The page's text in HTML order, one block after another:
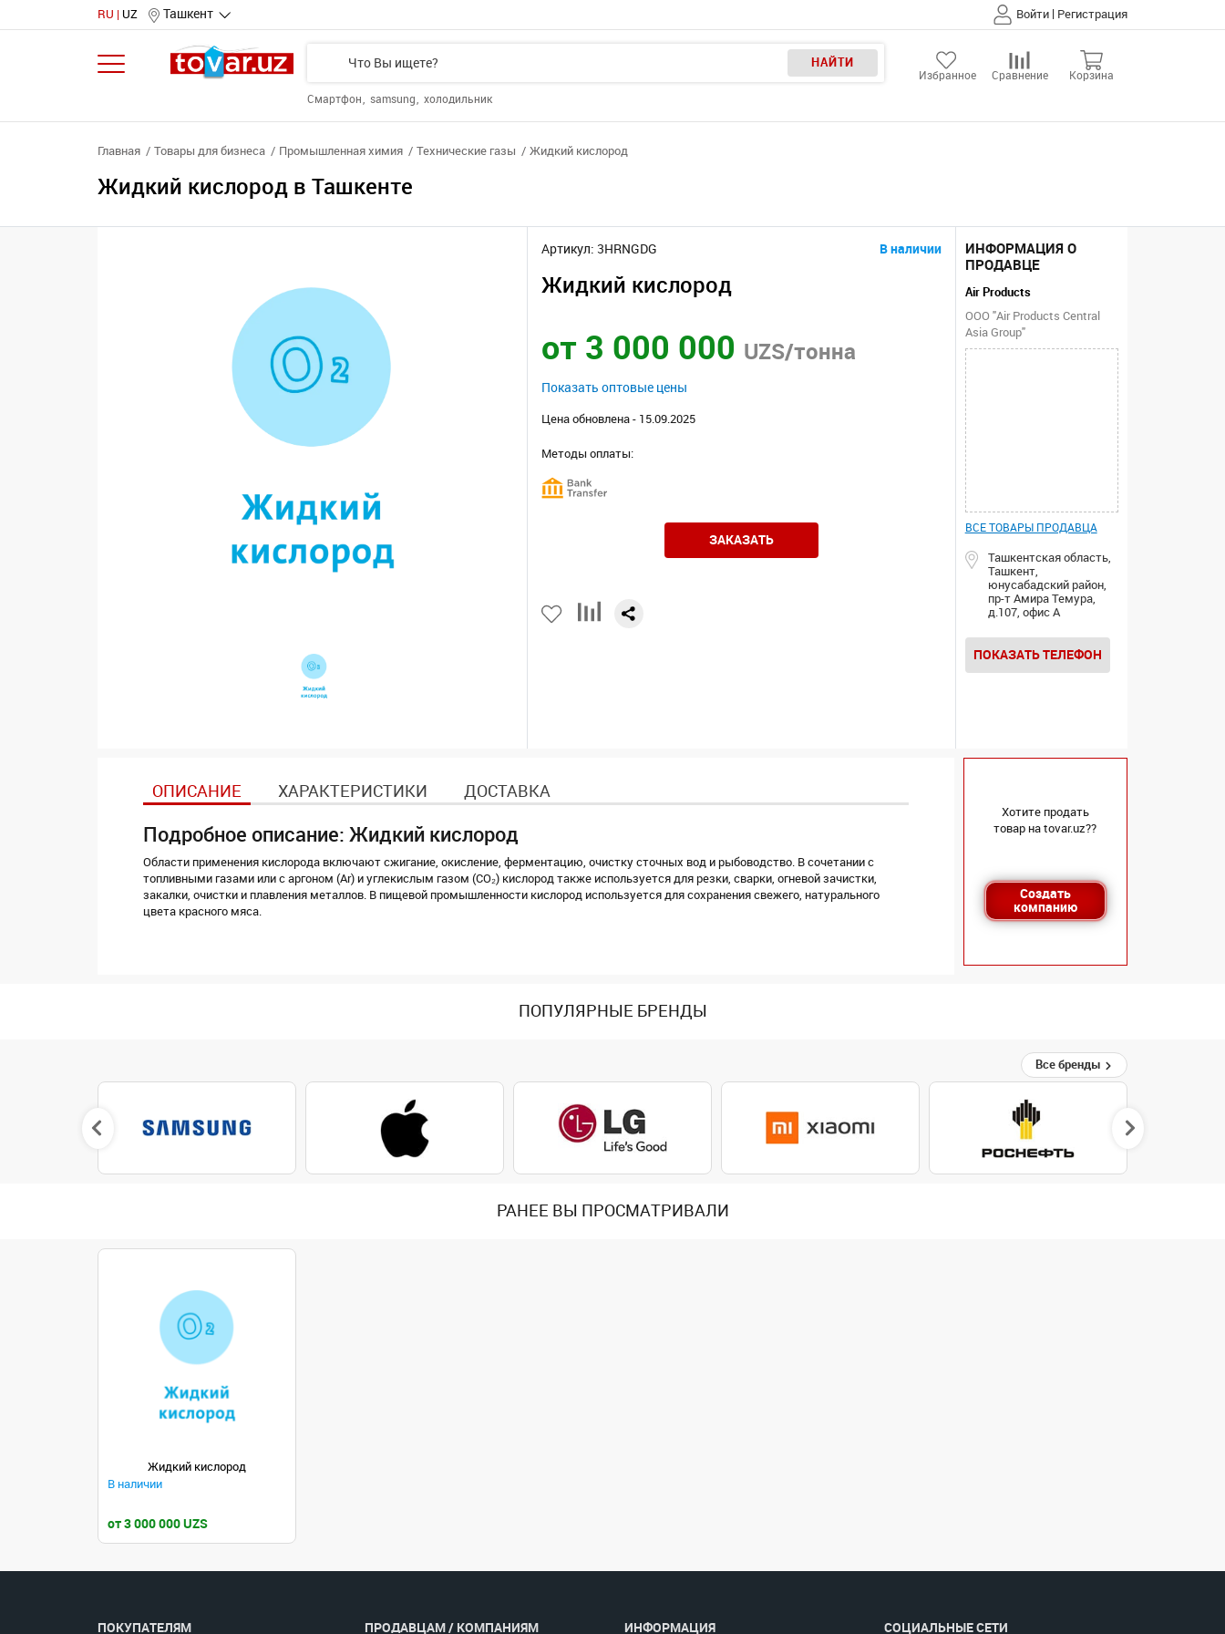
RU UZ Ташкент Войти | Регистрация
НАЙТИ
Смартфон samsung холодильник
Избранное Сравнение Корзина
Главная Товары для бизнеса Промышленная химия Технические газы Жидкий кислород
Жидкий кислород в Ташкенте
Артикул: 3HRNGDG В наличии
Жидкий кислород
от 3 000 000 UZS/тонна
Показать оптовые цены
Цена обновлена - 15.09.2025
Методы оплаты:
ЗАКАЗАТЬ
ИНФОРМАЦИЯ О
ПРОДАВЦЕ
Air Products
ООО "Air Products Central
Asia Group"
ВСЕ ТОВАРЫ ПРОДАВЦА
Ташкентская область,
Ташкент,
юнусабадский район,
пр-т Амира Темура,
д.107, офис A
ПОКАЗАТЬ ТЕЛЕФОН
ОПИСАНИЕ ХАРАКТЕРИСТИКИ ДОСТАВКА
Подробное описание: Жидкий кислород
Области применения кислорода включают сжигание, окисление, ферментацию, очистку сточных вод и рыбоводство. В сочетании с
топливными газами или с аргоном (Ar) и углекислым газом (CO₂) кислород также используется для резки, сварки, огневой зачистки,
закалки, очистки и плавления металлов. В пищевой промышленности кислород используется для сохранения свежего, натурального
цвета красного мяса.
Хотите продать
товар на tovar.uz??
Создать
компанию
ПОПУЛЯРНЫЕ БРЕНДЫ
Все бренды
РАНЕЕ ВЫ ПРОСМАТРИВАЛИ
Жидкий кислород
В наличии
от 3 000 000 UZS
ПОКУПАТЕЛЯМ ПРОДАВЦАМ / КОМПАНИЯМ ИНФОРМАЦИЯ СОЦИАЛЬНЫЕ СЕТИ